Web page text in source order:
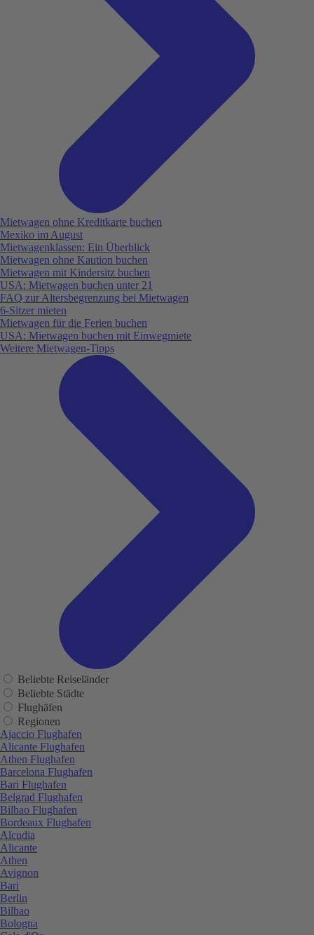
Mietwagen ohne Kreditkarte buchen
Mexiko im August
Mietwagenklassen: Ein Überblick
Mietwagen ohne Kaution buchen
Mietwagen mit Kindersitz buchen
USA: Mietwagen buchen unter 21
FAQ zur Altersbegrenzung bei Mietwagen
6-Sitzer mieten
Mietwagen für die Ferien buchen
USA: Mietwagen buchen mit Einwegmiete
Weitere Mietwagen-Tipps
Beliebte Reiseländer
Beliebte Städte
Flughäfen
Regionen
Ajaccio Flughafen
Alicante Flughafen
Athen Flughafen
Barcelona Flughafen
Bari Flughafen
Belgrad Flughafen
Bilbao Flughafen
Bordeaux Flughafen
Alcudia
Alicante
Athen
Avignon
Bari
Berlin
Bilbao
Bologna